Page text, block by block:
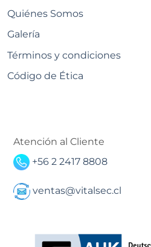
Quiénes Somos
Galería
Términos y condiciones
Código de Ética
Atención al Cliente
+56 2 2417 8808
ventas@vitalsec.cl